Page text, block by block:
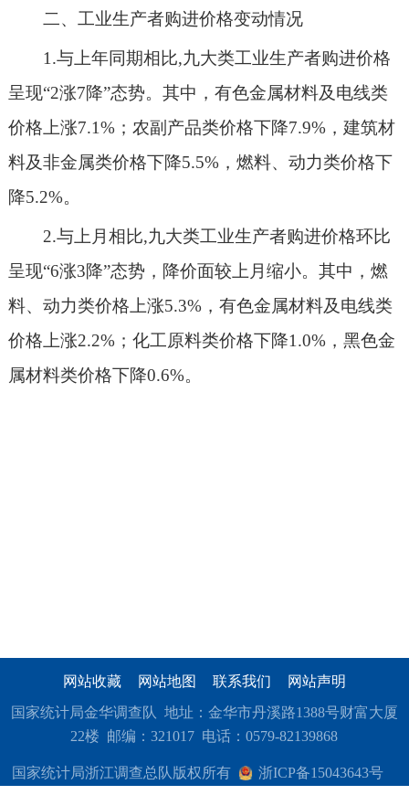
二、工业生产者购进价格变动情况
1.与上年同期相比,九大类工业生产者购进价格
呈现“2涨7降”态势。其中， 有色金属材料及电线类
价格上涨7.1%； 农副产品类价格下降7.9%， 建筑材
料及非金属类价格下降5.5%， 燃料、动力类价格下
降5.2%。
2.与上月相比,九大类工业生产者购进价格环比
呈现“6涨3降”态势，降价面较上月缩小。 其中， 燃
料、动力类价格 上涨5.3%， 有色金属材料及电线类
价格 上涨2.2%；化工原料类价格下降1.0%，黑色金
属材料类价格下降0.6%。
网站收藏 网站地图 联系我们 网站声明
国家统计局金华调查队 地址：金华市丹溪路1388号财富大厦
22楼 邮编：321017 电话：0579-82139868
国家统计局浙江调查总队版权所有 浙ICP备15043643号